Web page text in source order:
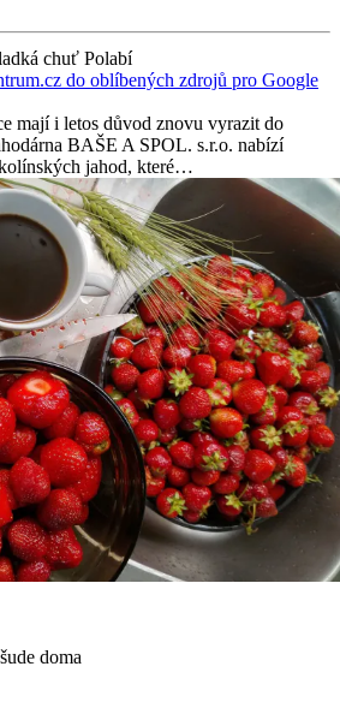
chuť Polabí
do oblíbených zdrojů pro Google
mají i letos důvod znovu vyrazit do
BAŠE A SPOL. s.r.o. nabízí
jahod, které…
doma